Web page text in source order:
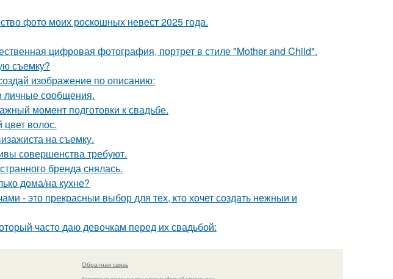
фото моих роскошных невест 2025 года.
цифровая фотография, портрет в стиле "Mother and Child".
съемку?
изображение по описанию:
личные сообщения.
момент подготовки к свадьбе.
волос.
на съемку.
совершенства требуют.
бренда снялась.
дома/на кухне?
- это прекрасныи выбор для тех, кто хочет создать нежныи и
часто даю девочкам перед их свадьбой:
Обратная связь